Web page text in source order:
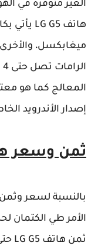
الغير متوفرة في
هاتف
ميغابكسل، والأخرى
الرامات تصل حتى 4 GB مساحة التخزين الداخلية 64 GB.
المعالج كما هو
إصدار الأندرويد
ثمن وسعر
بالنسبة لسعر
الأمر طي الكتمان
ثمن هاتف LG G5 حتى 600 دولار أمريكي.